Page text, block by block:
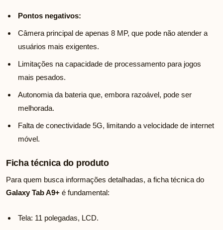
Pontos negativos:
Câmera principal de apenas 8 MP, que pode não atender a
usuários mais exigentes.
Limitações na capacidade de processamento para jogos
mais pesados.
Autonomia da bateria que, embora razoável, pode ser
melhorada.
Falta de conectividade 5G, limitando a velocidade de internet
móvel.
Ficha técnica do produto
Para quem busca informações detalhadas, a ficha técnica do
Galaxy Tab A9+ é fundamental:
Tela: 11 polegadas, LCD.